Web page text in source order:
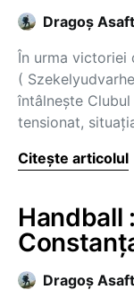
Dragoş
În urma victoriei
(
întâlneşte
tensionat,
Citește articolul
Handball
Dragoş